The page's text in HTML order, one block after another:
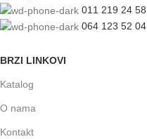
011 219 24 58
064 123 52 04
BRZI LINKOVI
Katalog
O nama
Kontakt